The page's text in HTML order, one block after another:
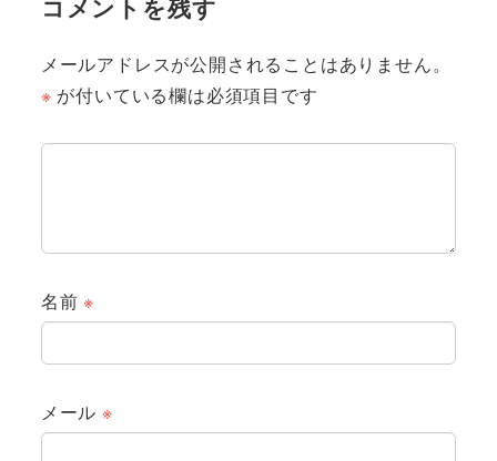
コメントを残す
メールアドレスが公開されることはありません。
※ が付いている欄は必須項目です
名前※
メール ※